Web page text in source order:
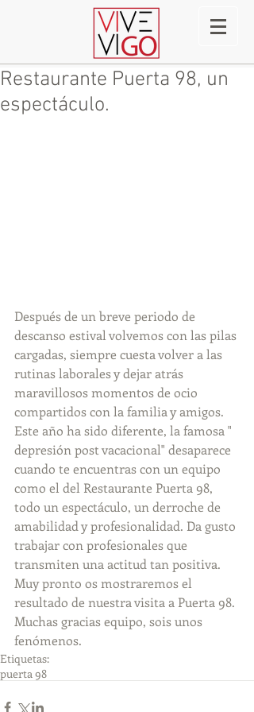
Restaurante Puerta 98, un
espectáculo.
Después de un breve periodo de
descanso estival volvemos con las pilas
cargadas, siempre cuesta volver a las
rutinas laborales y dejar atrás
maravillosos momentos de ocio
compartidos con la familia y amigos.
Este año ha sido diferente, la famosa "
depresión post vacacional" desaparece
cuando te encuentras con un equipo
como el del Restaurante Puerta 98,
todo un espectáculo, un derroche de
amabilidad y profesionalidad. Da gusto
trabajar con profesionales que
transmiten una actitud tan positiva.
Muy pronto os mostraremos el
resultado de nuestra visita a Puerta 98.
Muchas gracias equipo, sois unos
fenómenos.
Etiquetas:
puerta 98